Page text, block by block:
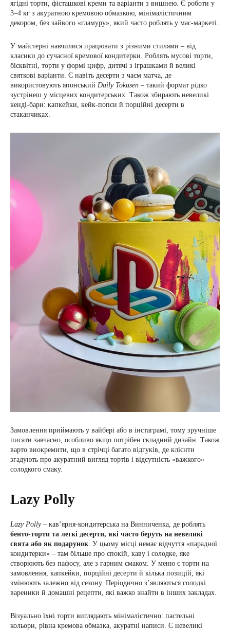
ягідні торти, фісташкові креми та варіанти з вишнею. Є роботи у
3–4 кг з акуратною кремовою обмазкою, мінімалістичним
декором, без зайвого «гламуру», який часто роблять у мас-маркеті.
У майстерні навчилися працювати з різними стилями – від
класики до сучасної кремової кондитерки. Роблять мусові торти,
бісквітні, торти у формі цифр, дитячі з іграшками й великі
святкові варіанти. Є навіть десерти з чаєм матча, де
використовують японський Daily Tokusen – такий формат рідко
зустрінеш у місцевих кондитерських. Також збирають невеликі
кенді-бари: капкейки, кейк-попси й порційні десерти в
стаканчиках.
Замовлення приймають у вайбері або в інстаграмі, тому зручніше
писати завчасно, особливо якщо потрібен складний дизайн. Також
варто виокремити, що в стрічці багато відгуків, де клієнти
згадують про акуратний вигляд тортів і відсутність «важкого»
солодкого смаку.
Lazy Polly
Lazy Polly– кав’ярня-кондитерська на Винниченка, де роблять
бенто-торти та легкі десерти, які часто беруть на невеликі
свята або як подарунок. У цьому місці немає відчуття «парадної
кондитерки» – там більше про спокій, каву і солодке, яке
створюють без пафосу, але з гарним смаком. У меню є торти на
замовлення, капкейки, порційні десерти й кілька позицій, які
змінюють залежно від сезону. Періодично з’являються солодкі
вареники й домашні рецепти, які важко знайти в інших закладах.
Візуально їхні торти виглядають мінімалістично: пастельні
кольори, рівна кремова обмазка, акуратні написи. Є невеликі